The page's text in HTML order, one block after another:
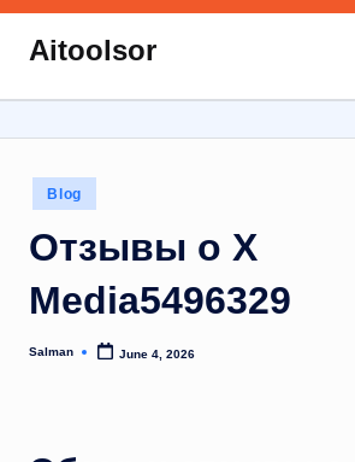
Skip
content
Aitoolsor
about
Digital
Marketing
Posted
in
Blog
Отзывы о X
Media5496329
Posted
Salman June 4, 2026